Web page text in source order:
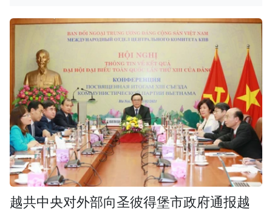
越共中央对外部向圣彼得堡市政府通报越